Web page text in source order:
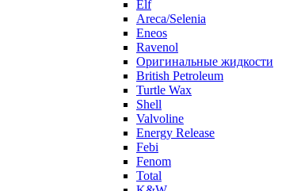
Elf
Areca/Selenia
Eneos
Ravenol
Оригинальные жидкости
British Petroleum
Turtle Wax
Shell
Valvoline
Energy Release
Febi
Fenom
Total